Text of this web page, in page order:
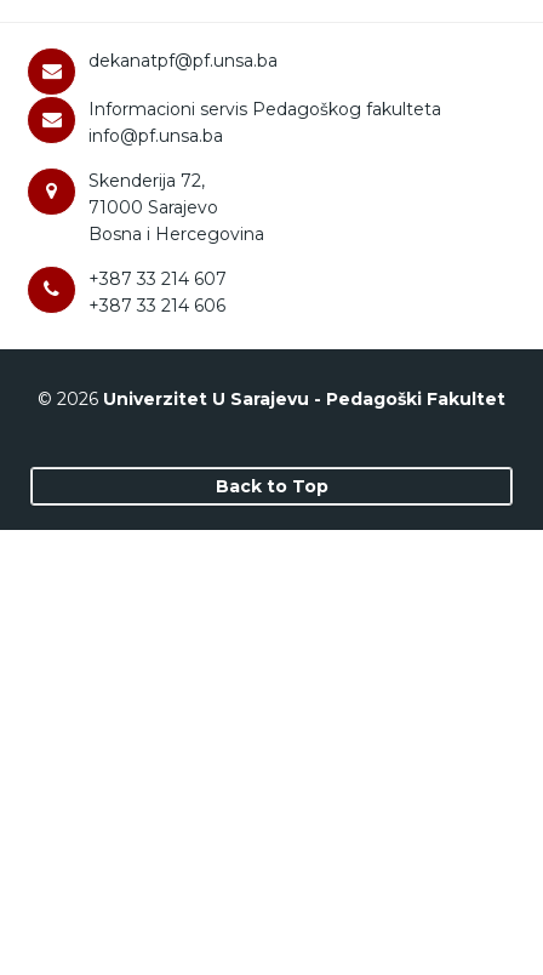
dekanatpf@pf.unsa.ba
Informacioni servis Pedagoškog fakulteta
info@pf.unsa.ba
Skenderija 72,
71000 Sarajevo
Bosna i Hercegovina
+387 33 214 607
+387 33 214 606
© 2026 Univerzitet U Sarajevu - Pedagoški Fakultet
Back to Top